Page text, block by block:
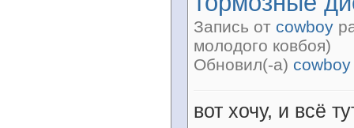
Запись от cowboy
молодого ковбоя)
Обновил(-а) cowboy
вот хочу, и всё